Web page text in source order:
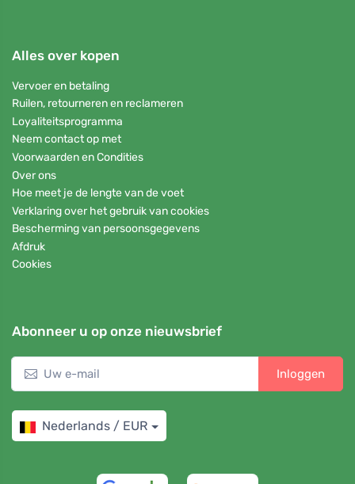
Alles over kopen
Vervoer en betaling
Ruilen, retourneren en reclameren
Loyaliteitsprogramma
Neem contact op met
Voorwaarden en Condities
Over ons
Hoe meet je de lengte van de voet
Verklaring over het gebruik van cookies
Bescherming van persoonsgegevens
Afdruk
Cookies
Abonneer u op onze nieuwsbrief
Inloggen
Nederlands / EUR